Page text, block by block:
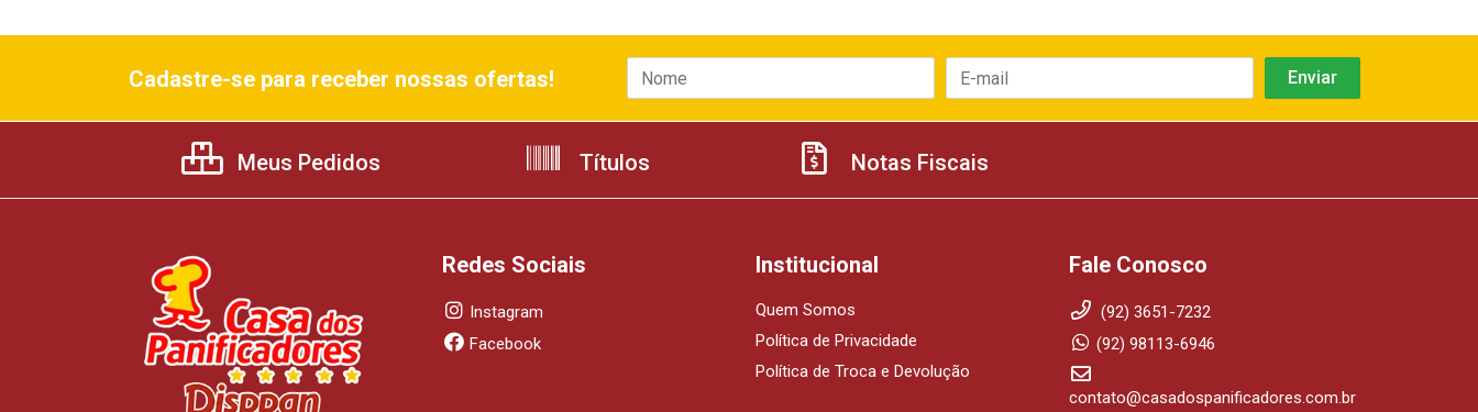
Cadastre-se para receber nossas ofertas!
Meus Pedidos Títulos Notas Fiscais
Redes Sociais
Instagram
Facebook
Institucional
Quem Somos
Política de Privacidade
Política de Troca e Devolução
Fale Conosco
(92) 3651-7232
(92) 98113-6946
contato@casadospanificadores.com.br